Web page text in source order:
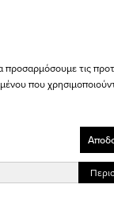
ΑΦΜ:
Designed &
προσαρμόσουμε τις
που